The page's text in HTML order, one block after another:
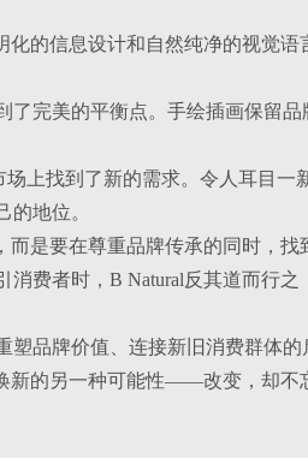
的信息设计和自然纯净的视觉语
完美的平衡点。手绘插画保留品
上找到了新的需求。令人耳目一
地位。
是要在尊重品牌传承的同时，找
费者时，B Natural反其道而行之
品牌价值、连接新旧消费群体
新的另一种可能性——改变，却不